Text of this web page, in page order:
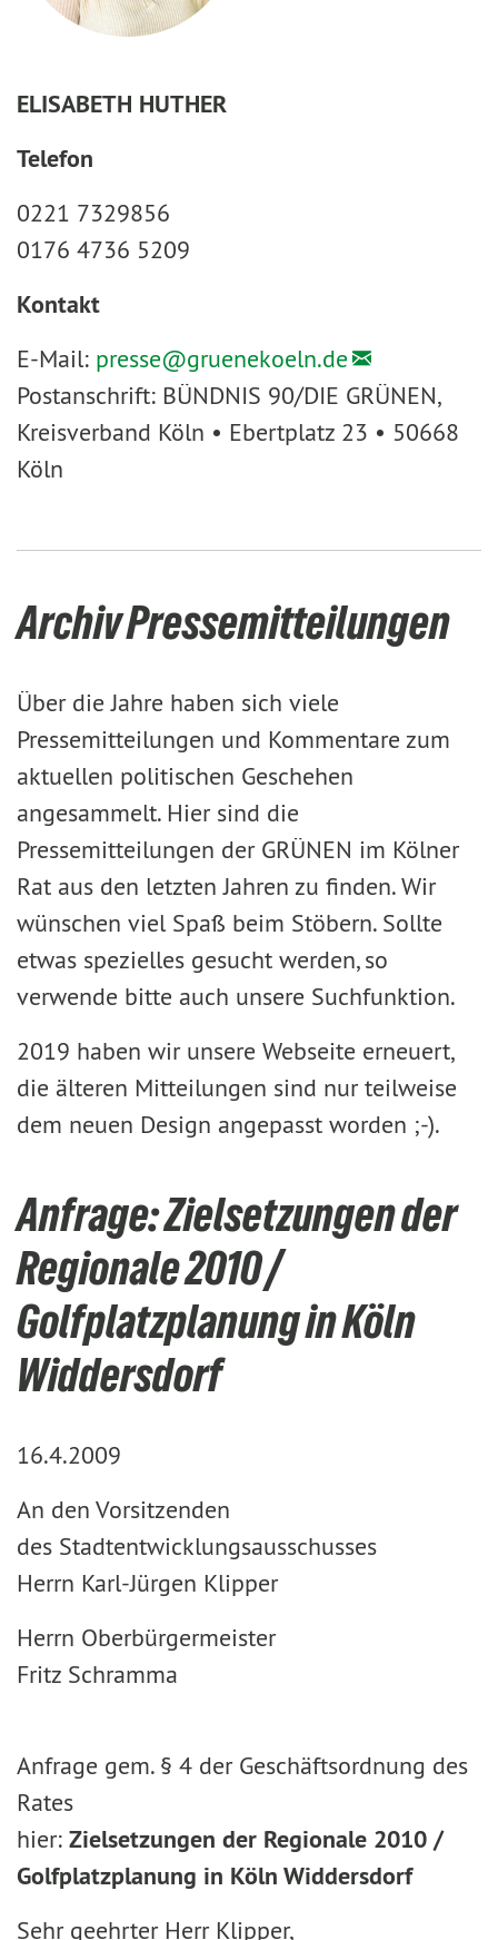
ELISABETH HUTHER
Telefon
0221 7329856
0176 4736 5209
Kontakt
E-Mail: presse@gruenekoeln.de
Postanschrift: BÜNDNIS 90/DIE GRÜNEN,
Kreisverband Köln • Ebertplatz 23 • 50668
Köln
Archiv Pressemitteilungen
Über die Jahre haben sich viele
Pressemitteilungen und Kommentare zum
aktuellen politischen Geschehen
angesammelt. Hier sind die
Pressemitteilungen der GRÜNEN im Kölner
Rat aus den letzten Jahren zu finden. Wir
wünschen viel Spaß beim Stöbern. Sollte
etwas spezielles gesucht werden, so
verwende bitte auch unsere Suchfunktion.
2019 haben wir unsere Webseite erneuert,
die älteren Mitteilungen sind nur teilweise
dem neuen Design angepasst worden ;-).
Anfrage: Zielsetzungen der
Regionale 2010 /
Golfplatzplanung in Köln
Widdersdorf
16.4.2009
An den Vorsitzenden
des Stadtentwicklungsausschusses
Herrn Karl-Jürgen Klipper
Herrn Oberbürgermeister
Fritz Schramma
Anfrage gem. § 4 der Geschäftsordnung des
Rates
hier: Zielsetzungen der Regionale 2010 /
Golfplatzplanung in Köln Widdersdorf
Sehr geehrter Herr Klipper,